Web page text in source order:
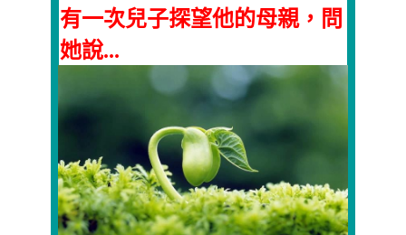
有一次兒子探望他的母親，問
她說...